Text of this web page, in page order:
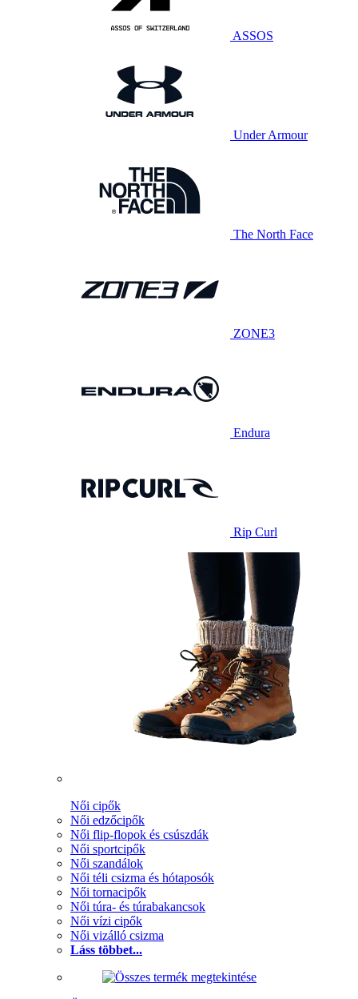
ASSOS
Under Armour
The North Face
ZONE3
Endura
Rip Curl
Női cipők
Női edzőcipők
Női flip-flopok és csúszdák
Női sportcipők
Női szandálok
Női téli csizma és hótaposók
Női tornacipők
Női túra- és túrabakancsok
Női vízi cipők
Női vizálló csizma
Láss többet...